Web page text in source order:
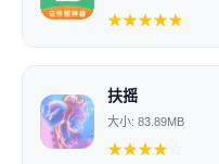
★★★★★
扶摇
大小: 83.89MB
★★★★